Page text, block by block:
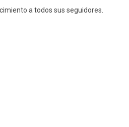
a todos sus seguidores.